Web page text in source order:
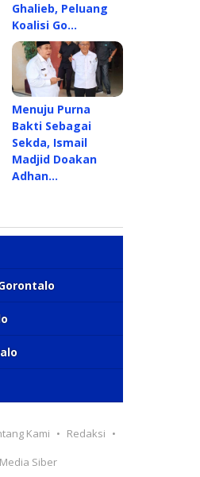
Ghalieb, Peluang
Koalisi Go…
Menuju Purna
Bakti Sebagai
Sekda, Ismail
Madjid Doakan
Adhan…
Kami
Redaksi
Siber